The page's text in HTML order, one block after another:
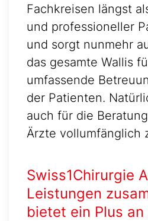
Fachkreisen längst
und professioneller
und sorgt nunmehr
das gesamte Wallis
umfassende
der Patienten.
auch für die
Ärzte vollumfänglich
Swiss1Chirurgie
Leistungen
bietet ein Plus